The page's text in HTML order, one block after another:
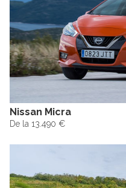
Nissan Micra
De la 13.490 €